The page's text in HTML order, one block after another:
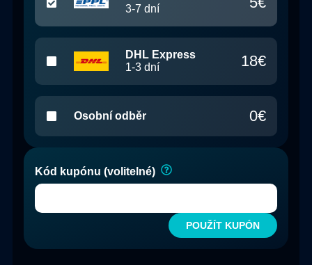
3-7 dní
DHL Express
1-3 dní 18€
Osobní odběr 0€
Kód kupónu (volitelné)
POUŽÍT KUPÓN